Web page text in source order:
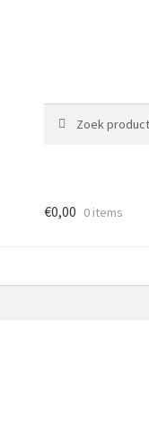
naar:
€0,00 0 items